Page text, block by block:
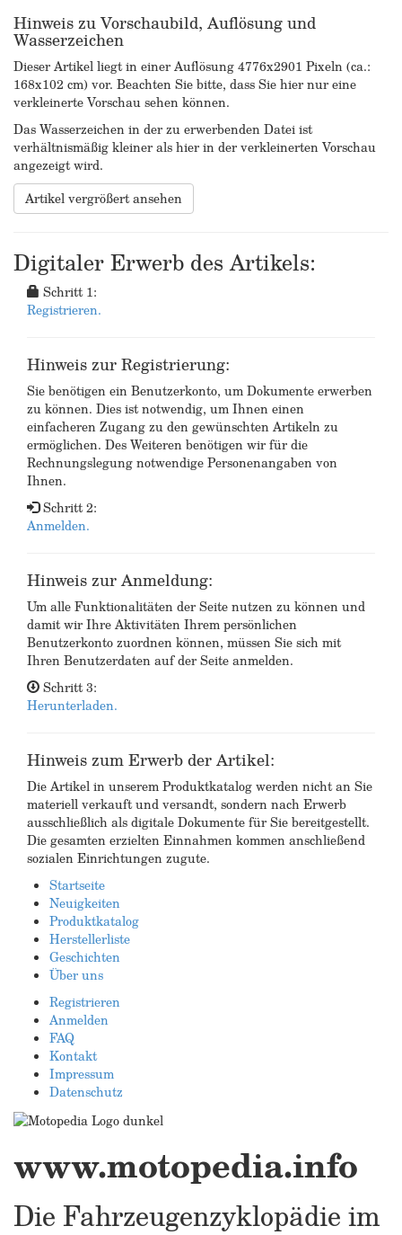
Hinweis zu Vorschaubild, Auflösung und
Wasserzeichen
Dieser Artikel liegt in einer Auflösung 4776x2901 Pixeln (ca.:
168x102 cm) vor. Beachten Sie bitte, dass Sie hier nur eine
verkleinerte Vorschau sehen können.
Das Wasserzeichen in der zu erwerbenden Datei ist
verhältnismäßig kleiner als hier in der verkleinerten Vorschau
angezeigt wird.
Artikel vergrößert ansehen
Digitaler Erwerb des Artikels:
Schritt 1:
Registrieren.
Hinweis zur Registrierung:
Sie benötigen ein Benutzerkonto, um Dokumente erwerben
zu können. Dies ist notwendig, um Ihnen einen
einfacheren Zugang zu den gewünschten Artikeln zu
ermöglichen. Des Weiteren benötigen wir für die
Rechnungslegung notwendige Personenangaben von
Ihnen.
Schritt 2:
Anmelden.
Hinweis zur Anmeldung:
Um alle Funktionalitäten der Seite nutzen zu können und
damit wir Ihre Aktivitäten Ihrem persönlichen
Benutzerkonto zuordnen können, müssen Sie sich mit
Ihren Benutzerdaten auf der Seite anmelden.
Schritt 3:
Herunterladen.
Hinweis zum Erwerb der Artikel:
Die Artikel in unserem Produktkatalog werden nicht an Sie
materiell verkauft und versandt, sondern nach Erwerb
ausschließlich als digitale Dokumente für Sie bereitgestellt.
Die gesamten erzielten Einnahmen kommen anschließend
sozialen Einrichtungen zugute.
Startseite
Neuigkeiten
Produktkatalog
Herstellerliste
Geschichten
Über uns
Registrieren
Anmelden
FAQ
Kontakt
Impressum
Datenschutz
www.motopedia.info
Die Fahrzeugenzyklopädie im